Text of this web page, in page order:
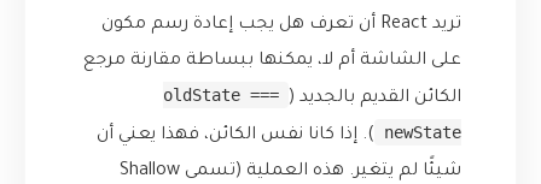
تريد React أن تعرف هل يجب إعادة رسم مكون
على الشاشة أم لا، يمكنها ببساطة مقارنة مرجع
الكائن القديم بالجديد ( oldState ===
newState
). إذا كانا نفس الكائن، فهذا يعني أن
شيئًا لم يتغير. هذه العملية (تسمى Shallow